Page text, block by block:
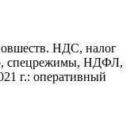
НДС, налог
спецрежимы, НДФЛ,
г.: оперативный